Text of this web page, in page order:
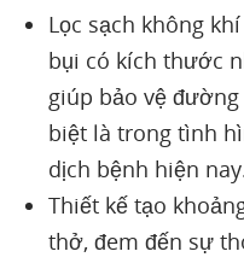
Lọc sạch không
bụi có kích thước
giúp bảo vệ
biệt là trong tình
dịch bệnh hiện
Thiết kế tạo
thở, đem đến sự